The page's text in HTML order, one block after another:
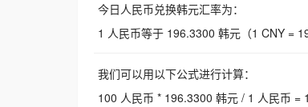
今日人民币兑换韩元汇率为：
1 人民币等于 196.3300 韩元（1 CNY =
我们可以用以下公式进行计算：
100 人民币 * 196.3300 韩元 / 1 人民币 =